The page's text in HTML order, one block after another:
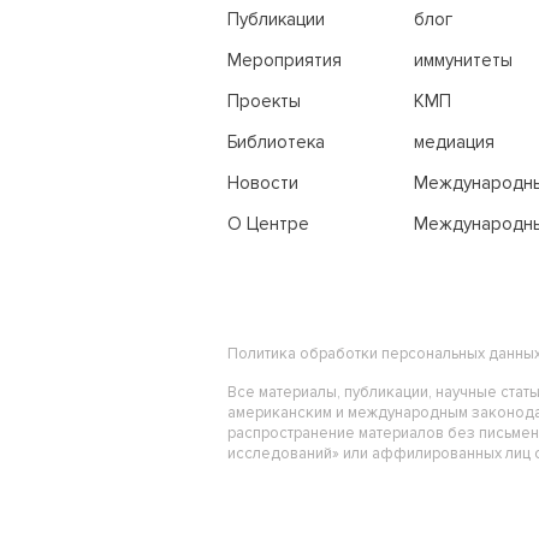
Публикации
Мероприятия
Проекты
Библиотека
Новости
О Центре
блог
иммунитеты
КМП
медиация
праву
Политика обработки персональных
Все материалы, публикации, научные
американским и международным
распространение материалов без
исследований» или аффилированных лиц